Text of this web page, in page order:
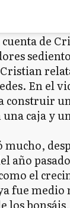
de
En el
construir
una caja y
mucho,
año
el
fue medio